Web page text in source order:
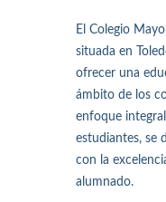
El Colegio
situada en
ofrecer una
ámbito de los
enfoque
estudiantes, se
con la
alumnado.